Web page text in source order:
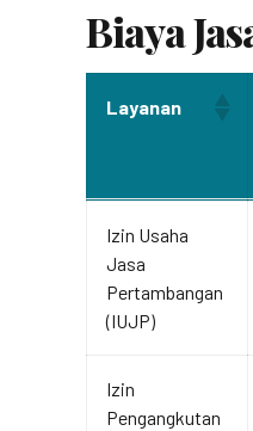
Biaya
Layanan
Izin Usaha
Jasa
Pertambangan
(IUJP)
Izin
Pengangkutan